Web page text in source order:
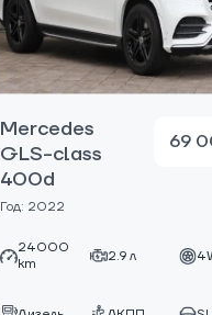
Mercedes
GLS-class
400d
Год: 2022
69
24000
km
2.9 л